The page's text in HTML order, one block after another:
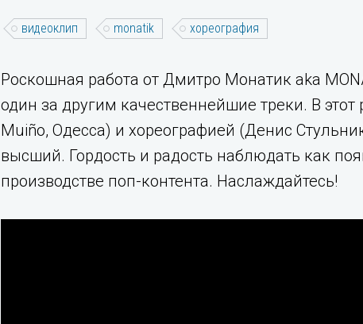
видеоклип monatik хореография
Роскошная работа от Дмитро Монатик aka
один за другим качественнейшие треки. В
Muiño, Одесса) и хореографией (Денис
высший. Гордость и радость наблюдать как
производстве поп-контента. Наслаждайтесь!